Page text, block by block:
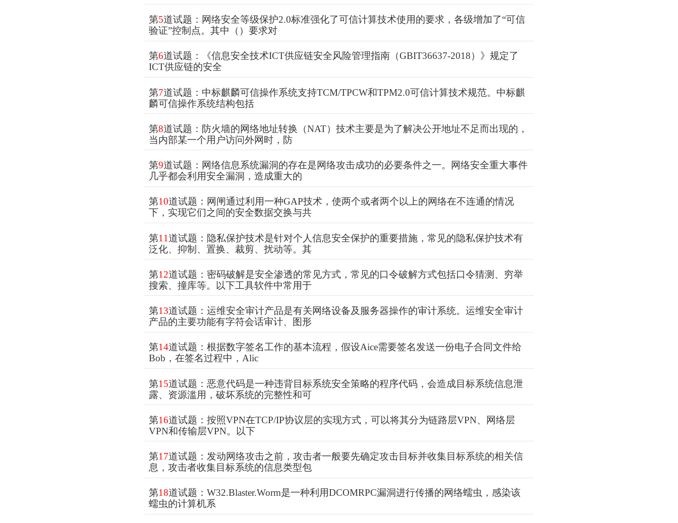
第5道试题：网络安全等级保护2.0标准强化了可信计算技术使用的要求，各级增加了“可信
验证”控制点。其中（）要求对
第6道试题：《信息安全技术ICT供应链安全风险管理指南（GBIT36637-2018）》规定了
ICT供应链的安全
第7道试题：中标麒麟可信操作系统支持TCM/TPCW和TPM2.0可信计算技术规范。中标麒
麟可信操作系统结构包括
第8道试题：防火墙的网络地址转换（NAT）技术主要是为了解决公开地址不足而出现的，
当内部某一个用户访问外网时，防
第9道试题：网络信息系统漏洞的存在是网络攻击成功的必要条件之一。网络安全重大事件
几乎都会利用安全漏洞，造成重大的
第10道试题：网闸通过利用一种GAP技术，使两个或者两个以上的网络在不连通的情况
下，实现它们之间的安全数据交换与共
第11道试题：隐私保护技术是针对个人信息安全保护的重要措施，常见的隐私保护技术有
泛化、抑制、置换、裁剪、扰动等。其
第12道试题：密码破解是安全渗透的常见方式，常见的口令破解方式包括口令猜测、穷举
搜索、撞库等。以下工具软件中常用于
第13道试题：运维安全审计产品是有关网络设备及服务器操作的审计系统。运维安全审计
产品的主要功能有字符会话审计、图形
第14道试题：根据数字签名工作的基本流程，假设Aice需要签名发送一份电子合同文件给
Bob，在签名过程中，Alic
第15道试题：恶意代码是一种违背目标系统安全策略的程序代码，会造成目标系统信息泄
露、资源滥用，破坏系统的完整性和可
第16道试题：按照VPN在TCP/IP协议层的实现方式，可以将其分为链路层VPN、网络层
VPN和传输层VPN。以下
第17道试题：发动网络攻击之前，攻击者一般要先确定攻击目标并收集目标系统的相关信
息，攻击者收集目标系统的信息类型包
第18道试题：W32.Blaster.Worm是一种利用DCOMRPC漏洞进行传播的网络蠕虫，感染该
蠕虫的计算机系